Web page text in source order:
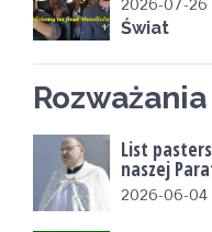
2026-07-26
Świat
List
naszej
2026-06-04